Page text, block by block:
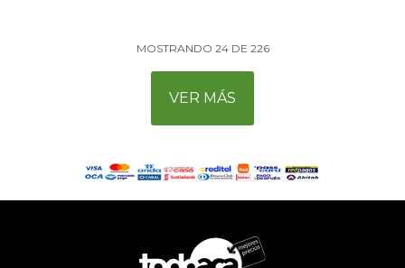
MOSTRANDO 24DE 226
VER MÁS